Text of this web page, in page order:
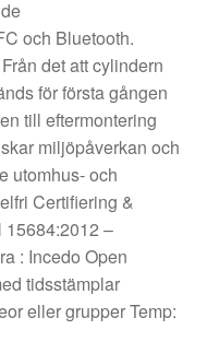
och Bluetooth.
det att cylindern
för första gången
till eftermontering
miljöpåverkan och
utomhus- och
Certifiering &
–
: Incedo Open
tidsstämplar
eller grupper Temp: